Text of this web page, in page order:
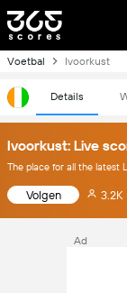
Voetbal Ivoorkust
Details
Ivoorkust: Live
The place for all the latest
Volgen 3.2K
Ad